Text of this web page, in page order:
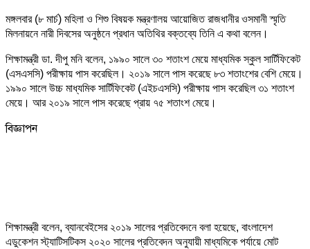
মঙ্গলবার (৮ মার্চ) মহিলা ও শিশু বিষয়ক মন্ত্রণালয় আয়োজিত রাজধানীর ওসমানী স্মৃতি
মিলনায়নে নারী দিবসের অনুষ্ঠনে প্রধান অতিথির বক্তব্যে তিনি এ কথা বলেন।
শিক্ষামন্ত্রী ডা. দীপু মনি বলেন, ১৯৯০ সালে ৩০ শতাংশ মেয়ে মাধ্যমিক স্কুল সার্টিফিকেট
(এসএসসি) পরীক্ষায় পাস করেছিল। ২০১৯ সালে পাস করেছে ৮৩ শতাংশের বেশি মেয়ে।
১৯৯০ সালে উচ্চ মাধ্যমিক সার্টিফিকেট (এইচএসসি) পরীক্ষায় পাস করেছিল ৩১ শতাংশ
মেয়ে। আর ২০১৯ সালে পাস করেছে প্রায় ৭৫ শতাংশ মেয়ে।
বিজ্ঞাপন
শিক্ষামন্ত্রী বলেন, ব্যানবেইসের ২০১৯ সালের প্রতিবেদনে বলা হয়েছে, বাংলাদেশ
এডুকেশন স্ট্যাটিসটিকস ২০২০ সালের প্রতিবেদন অনুযায়ী মাধ্যমিকে পর্যায়ে মোট